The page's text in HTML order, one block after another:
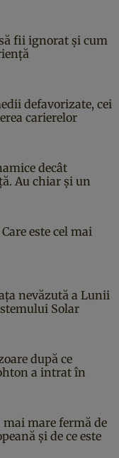
fii ignorat și cum
defavorizate, cei
carierelor
decât
Au chiar și un
este cel mai
nevăzută a Lunii
Solar
după ce
a intrat în
mare fermă de
și de ce este